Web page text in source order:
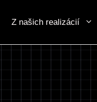
Z našich realizácií